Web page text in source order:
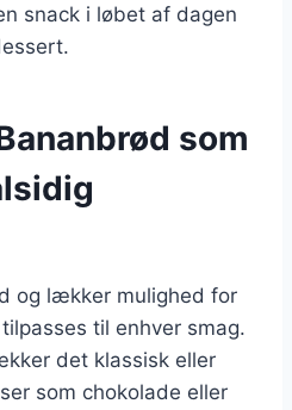
snack i løbet af dagen
som
og lækker mulighed for
til enhver smag.
det klassisk eller
som chokolade eller